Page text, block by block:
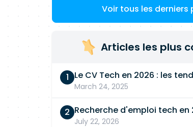
Voir tous les derniers
Articles les plus
March 24, 2025
July 22, 2026